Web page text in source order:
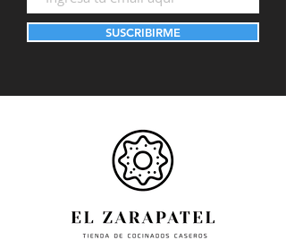
SUSCRIBIRME